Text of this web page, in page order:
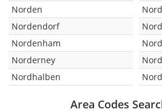
Norden
Nordendorf
Nordenham
Norderney
Nordhalben
Area Codes